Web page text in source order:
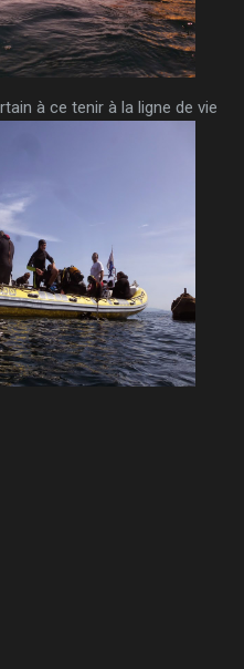
à ce tenir à la ligne de vie